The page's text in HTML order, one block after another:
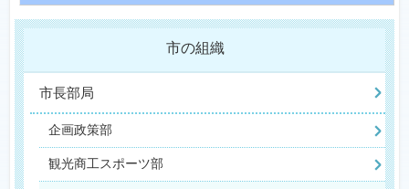
市の組織
市長部局
企画政策部
観光商工スポーツ部